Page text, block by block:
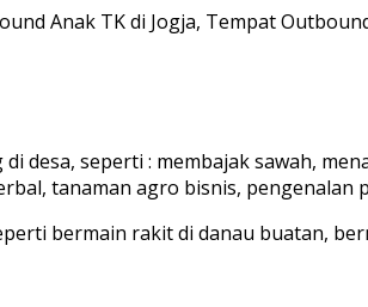
seperti : membajak sawah,
tanaman agro bisnis, pengenalan
bermain rakit di danau buatan,